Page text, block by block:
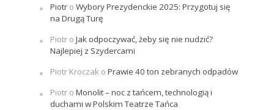
Piotro Wybory Prezydenckie 2025: Przygotuj się
na Drugą Turę
Piotro Jak odpoczywać, żeby się nie nudzić?
Najlepiej z Szydercami
Piotr Kroczako Prawie 40 ton zebranych odpadów
Piotro Monolit – noc z tańcem, technologią i
duchami w Polskim Teatrze Tańca